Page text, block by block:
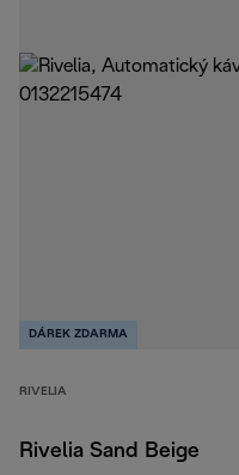
DÁREK ZDARMA
RIVELIA
Rivelia Sand Beige